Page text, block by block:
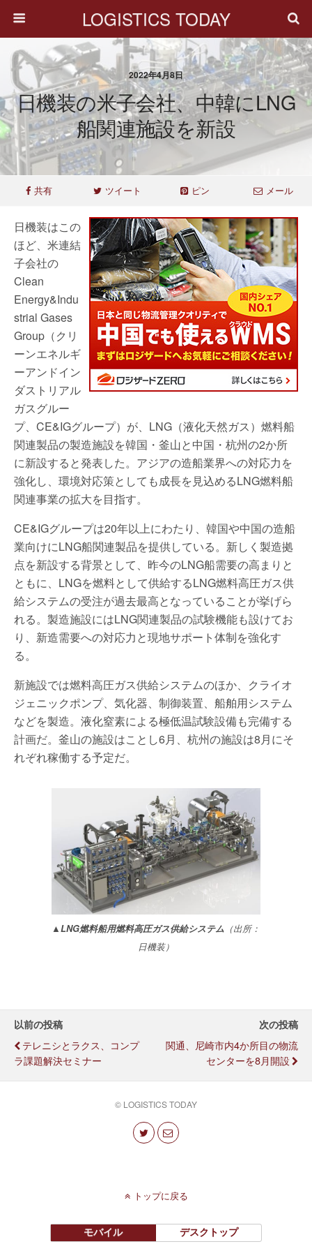
LOGISTICS TODAY
2022年4月8日
日機装の米子会社、中韓にLNG
船関連施設を新設
共有 ツイート ピン メール
日機装はこの
ほど、米連結
子会社の
Clean
Energy&Indu
strial Gases
Group（クリ
ーンエネルギ
ーアンドイン
ダストリアル
ガスグルー
プ、CE&IGグループ）が、LNG（液化天然ガス）燃料船
関連製品の製造施設を韓国・釜山と中国・杭州の2か所
に新設すると発表した。アジアの造船業界への対応力を
強化し、環境対応策としても成長を見込めるLNG燃料船
関連事業の拡大を目指す。
CE&IGグループは20年以上にわたり、韓国や中国の造船
業向けにLNG船関連製品を提供している。新しく製造拠
点を新設する背景として、昨今のLNG船需要の高まりと
ともに、LNGを燃料として供給するLNG燃料高圧ガス供
給システムの受注が過去最高となっていることが挙げら
れる。製造施設にはLNG関連製品の試験機能も設けてお
り、新造需要への対応力と現地サポート体制を強化す
る。
新施設では燃料高圧ガス供給システムのほか、クライオ
ジェニックポンプ、気化器、制御装置、船舶用システム
などを製造。液化窒素による極低温試験設備も完備する
計画だ。釜山の施設はことし6月、杭州の施設は8月にそ
れぞれ稼働する予定だ。
▲LNG燃料船用燃料高圧ガス供給システム （出所：
日機装）
以前の投稿
テレニシとラクス、コンプ
ラ課題解決セミナー
次の投稿
関通、尼崎市内4か所目の物流
センターを8月開設
© LOGISTICS TODAY
トップに戻る
モバイル デスクトップ